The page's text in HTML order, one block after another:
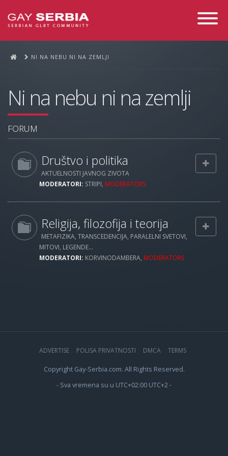
Toggle
NI NA NEBU NI NA ZEMLJI
Ni na nebu ni na zemlji
FORUM
Društvo i politika
AKTUELNOSTI JAVNOG ZIVOTA
MODERATORI: STRIPI, MODERATORS
Religija, filozofija i teorija
METAFIZIKA, TRANSCEDENCIJA, PARALELNI SVETOVI,
MITOVI, LEGENDE...
MODERATORI: KORVINODAMBERA, MODERATORS
ADVERTISE POLISA PRIVATNOSTI DMCA TERMS
Copyright Gay-Serbia.com. All Rights Reserved.
- Sva vremena su u UTC+02:00 UTC+2 -